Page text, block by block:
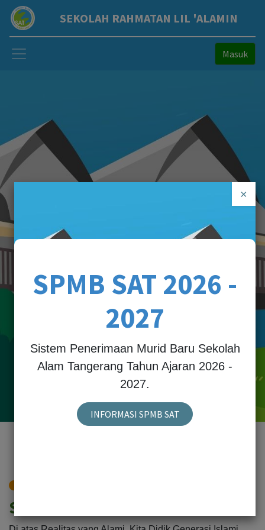
SEKOLAH RAHMATAN LIL 'ALAMIN
Masuk
SPMB SAT 2026 -
2027
Sistem Penerimaan Murid Baru Sekolah
Alam Tangerang Tahun Ajaran 2026 -
2027.
INFORMASI SPMB SAT
×
Sekolah Rahmatan Lil 'Alamin